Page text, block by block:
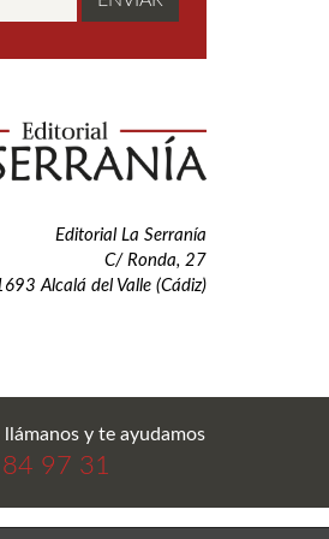
Editorial La Serranía
C/ Ronda, 27
Alcalá del Valle (Cádiz)
llámanos y te ayudamos
97 31